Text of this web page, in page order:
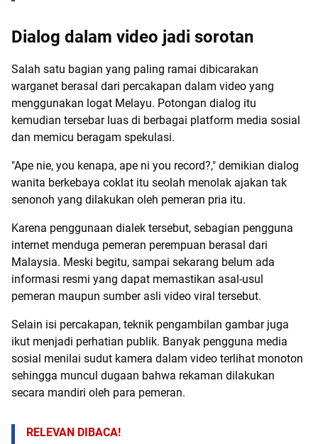
Dialog dalam video jadi sorotan
Salah satu bagian yang paling ramai dibicarakan
warganet berasal dari percakapan dalam video yang
menggunakan logat Melayu. Potongan dialog itu
kemudian tersebar luas di berbagai platform media sosial
dan memicu beragam spekulasi.
"Ape nie, you kenapa, ape ni you record?," demikian dialog
wanita berkebaya coklat itu seolah menolak ajakan tak
senonoh yang dilakukan oleh pemeran pria itu.
Karena penggunaan dialek tersebut, sebagian pengguna
internet menduga pemeran perempuan berasal dari
Malaysia. Meski begitu, sampai sekarang belum ada
informasi resmi yang dapat memastikan asal-usul
pemeran maupun sumber asli video viral tersebut.
Selain isi percakapan, teknik pengambilan gambar juga
ikut menjadi perhatian publik. Banyak pengguna media
sosial menilai sudut kamera dalam video terlihat monoton
sehingga muncul dugaan bahwa rekaman dilakukan
secara mandiri oleh para pemeran.
RELEVAN DIBACA!